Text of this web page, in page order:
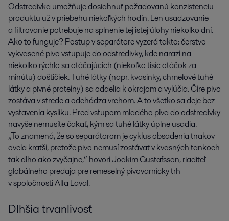
Odstredivka umožňuje dosiahnuť požadovanú konzistenciu
produktu už v priebehu niekoľkých hodín. Len usadzovanie
a filtrovanie potrebuje na splnenie tej istej úlohy niekoľko dní.
Ako to funguje? Postup v separátore vyzerá takto: čerstvo
vykvasené pivo vstupuje do odstredivky, kde narazí na
niekoľko rýchlo sa otáčajúcich (niekoľko tisíc otáčok za
minútu) doštičiek. Tuhé látky (napr. kvasinky, chmeľové tuhé
látky a pivné proteíny) sa oddelia k okrajom a vylúčia. Číre pivo
zostáva v strede a odchádza vrchom. A to všetko sa deje bez
vystavenia kyslíku. Pred vstupom mladého piva do odstredivky
navyše nemusíte čakať, kým sa tuhé látky úplne usadia.
„To znamená, že so separátorom je cyklus obsadenia tnakov
oveľa kratší, pretože pivo nemusí zostávať v kvasných tankoch
tak dlho ako zvyčajne,“ hovorí Joakim Gustafsson, riaditeľ
globálneho predaja pre remeselný pivovarnícky trh
v spoločnosti Alfa Laval.
Dlhšia trvanlivosť